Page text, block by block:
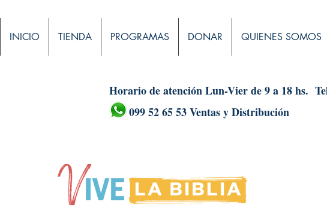
INICIO TIENDA PROGRAMAS DONAR QUIENES SOMOS
Horario de atención Lun-Vier de 9 a 18 hs.
099 52 65 53 Ventas y Distribución